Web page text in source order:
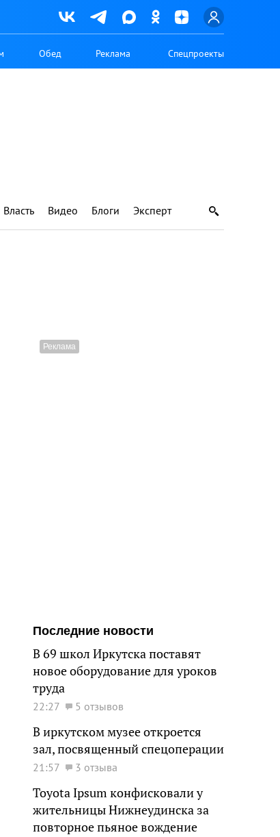
Обед Реклама Спецпроекты
Власть Видео Блоги Эксперт
Последние новости
В 69 школ Иркутска поставят
новое оборудование для уроков
труда
22:27 5 отзывов
В иркутском музее откроется
зал, посвященный спецоперации
21:57 3 отзыва
Toyota Ipsum конфисковали у
жительницы Нижнеудинска за
повторное пьяное вождение